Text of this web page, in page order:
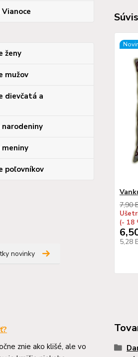
Vianoce
ženy
mužov
dievčatá a
narodeniny
meniny
poľovníkov
novinky
znie ako klišé, ale vo
7,90
(- 18
5,28